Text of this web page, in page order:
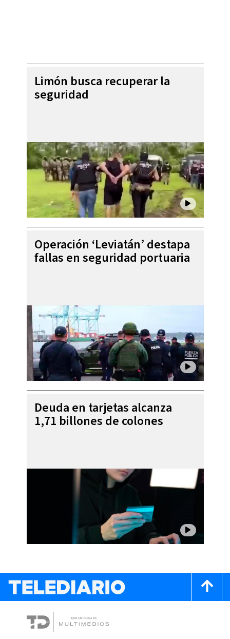
Limón busca recuperar la
seguridad
Operación ‘Leviatán’ destapa
fallas en seguridad portuaria
Deuda en tarjetas alcanza
1,71 billones de colones